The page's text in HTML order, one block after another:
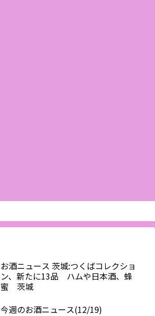
お酒ニュース 茨城:つくばコレクショ
ン、新たに13品 ハムや日本酒、蜂
蜜 茨城
今週のお酒ニュース(12/19)